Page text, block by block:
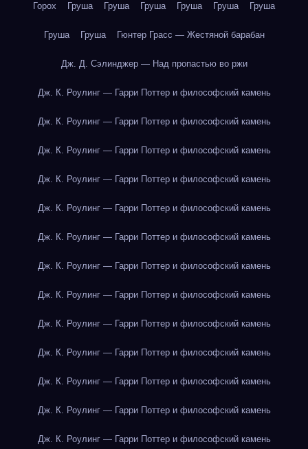
Горох Груша Груша Груша Груша Груша Груша
Груша Груша Гюнтер Грасс — Жестяной барабан
Дж. Д. Сэлинджер — Над пропастью во ржи
Дж. К. Роулинг — Гарри Поттер и философский камень
Дж. К. Роулинг — Гарри Поттер и философский камень
Дж. К. Роулинг — Гарри Поттер и философский камень
Дж. К. Роулинг — Гарри Поттер и философский камень
Дж. К. Роулинг — Гарри Поттер и философский камень
Дж. К. Роулинг — Гарри Поттер и философский камень
Дж. К. Роулинг — Гарри Поттер и философский камень
Дж. К. Роулинг — Гарри Поттер и философский камень
Дж. К. Роулинг — Гарри Поттер и философский камень
Дж. К. Роулинг — Гарри Поттер и философский камень
Дж. К. Роулинг — Гарри Поттер и философский камень
Дж. К. Роулинг — Гарри Поттер и философский камень
Дж. К. Роулинг — Гарри Поттер и философский камень